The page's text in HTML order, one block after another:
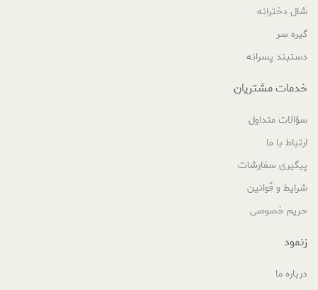
شال دخترانه
گیره سر
دستبند پسرانه
خدمات مشتریان
سؤالات متداول
ارتباط با ما
پیگیری سفارشات
شرایط و قوانین
حریم خصوصی
زنمود
درباره ما